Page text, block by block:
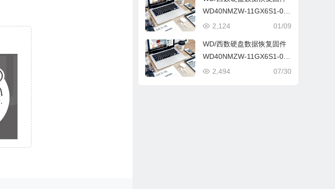
WD40NMZW-11GX6S1-01.
01A01-WD-WX41D38KZ2F
01/09
2,124
WD/西数硬盘数据恢复固件
WD40NMZW-11GX6S1-01.
01A01-WD-WX21DC66EPA
07/30
2,494